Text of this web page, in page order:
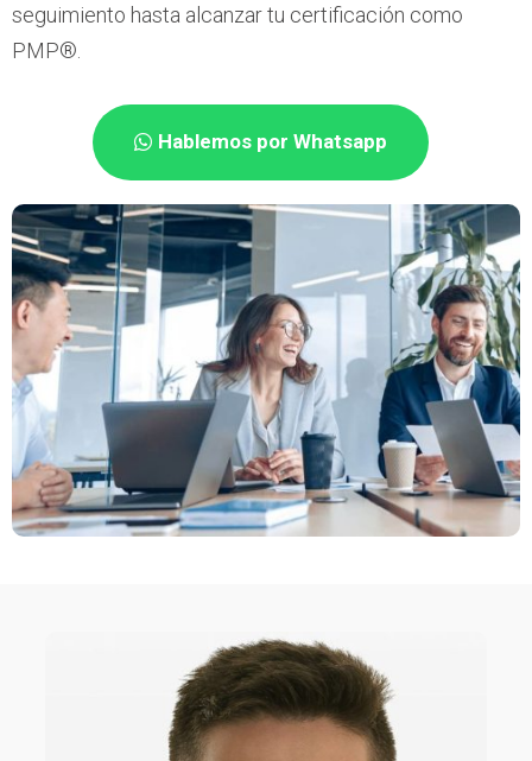
seguimiento hasta alcanzar tu certificación como
PMP®.
Hablemos por Whatsapp